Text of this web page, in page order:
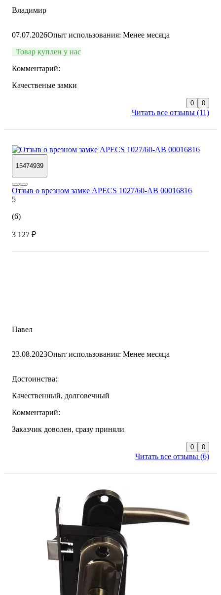
Владимир
07.07.2026Опыт использования: Менее месяца
Товар куплен у нас
Комментарий:
Качественые замки
Читать все отзывы (11)
0 0
15474939
Отзыв о врезном замке APECS 1027/60-AB 00016816
5
(6)
3 127 ₽
Павел
23.08.2023Опыт использования: Менее месяца
Достоинства:
Качественный, долговечный
Комментарий:
Заказчик доволен, сразу приняли
Читать все отзывы (6)
0 0